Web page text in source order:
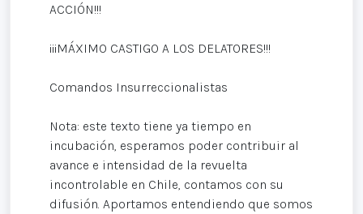
ACCIÓN!!!
¡¡¡MÁXIMO CASTIGO A LOS DELATORES!!!
Comandos Insurreccionalistas
Nota: este texto tiene ya tiempo en
incubación, esperamos poder contribuir al
avance e intensidad de la revuelta
incontrolable en Chile, contamos con su
difusión. Aportamos entendiendo que somos